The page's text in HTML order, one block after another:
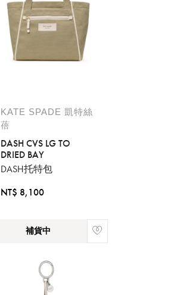
KATE SPADE 凱特絲
蓓
DASH CVS LG TO
DRIED BAY
DASH托特包
NT$ 8,100
補貨中